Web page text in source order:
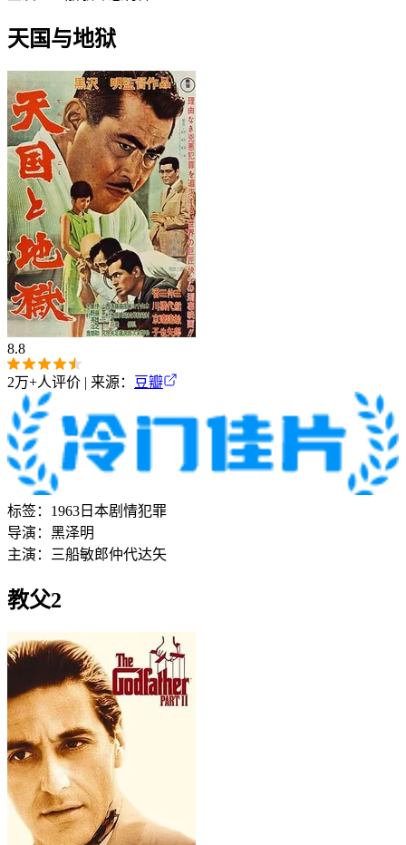
天国与地狱
8.8
2万+人评价 | 来源： 豆瓣
标签： 1963 日本剧情犯罪
导演： 黑泽明
主演：
三船敏郎仲代达矢
教父2